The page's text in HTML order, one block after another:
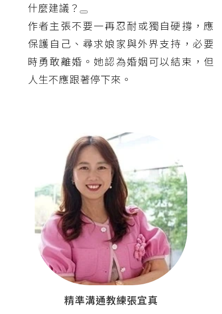
什麼建議？
作者主張不要一再忍耐或獨自硬撐，應
保護自己、尋求娘家與外界支持，必要
時勇敢離婚。她認為婚姻可以結束，但
人生不應跟著停下來。
精準溝通教練張宜真